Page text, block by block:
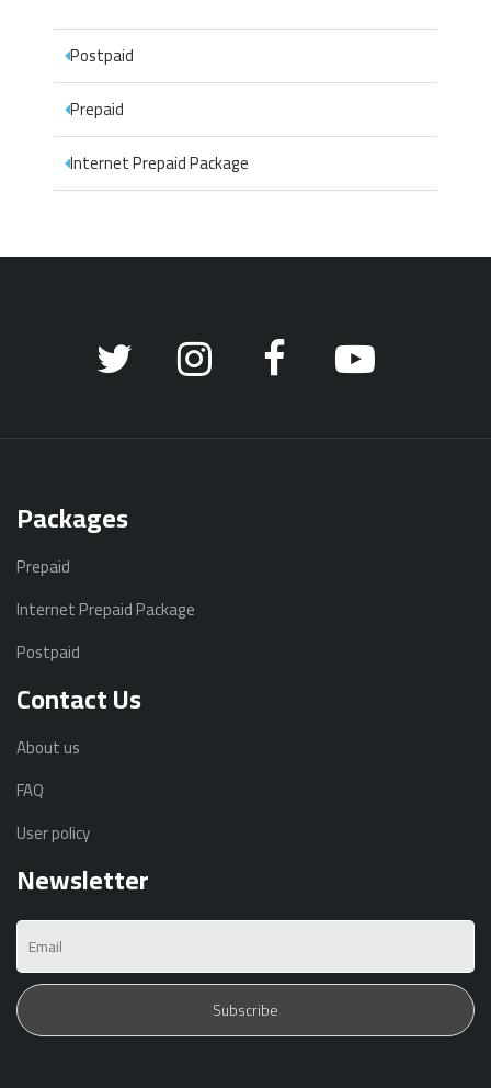
Postpaid
Prepaid
Internet Prepaid Package
Packages
Prepaid
Internet Prepaid Package
Postpaid
Contact Us
About us
FAQ
User policy
Newsletter